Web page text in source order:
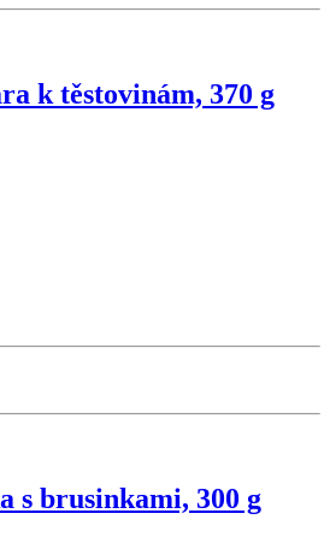
k těstovinám, 370 g
s brusinkami, 300 g